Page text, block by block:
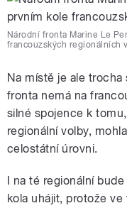
Národní fronta Marine Le
francouzských regionálních
Na místě je ale trocha
fronta nemá na
silné spojence k
regionální volby,
celostátní úrovni.
I na té regionální
kola uhájit, protože